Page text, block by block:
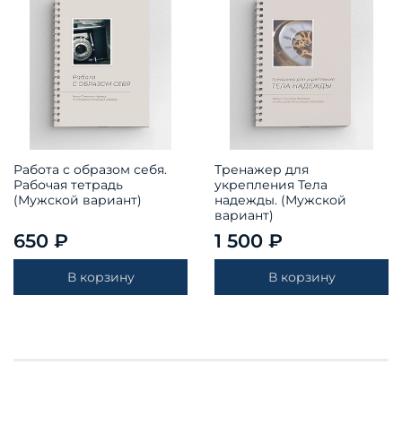
Работа с образом себя.
Рабочая тетрадь
(Мужской вариант)
650 ₽
В корзину
Тренажер для
укрепления Тела
надежды. (Мужской
вариант)
1 500 ₽
В корзину